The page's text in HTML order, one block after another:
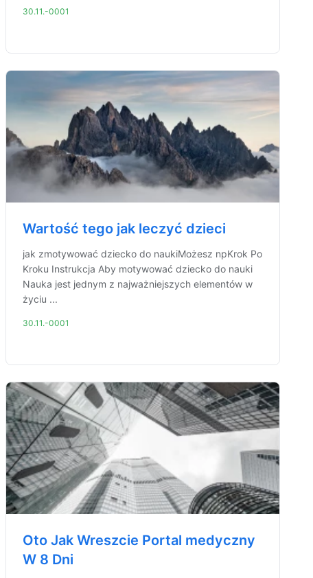
30.11.-0001
Wartość tego jak leczyć dzieci
jak zmotywować dziecko do naukiMożesz npKrok Po
Kroku Instrukcja Aby motywować dziecko do nauki
Nauka jest jednym z najważniejszych elementów w
życiu ...
30.11.-0001
Oto Jak Wreszcie Portal medyczny
W 8 Dni